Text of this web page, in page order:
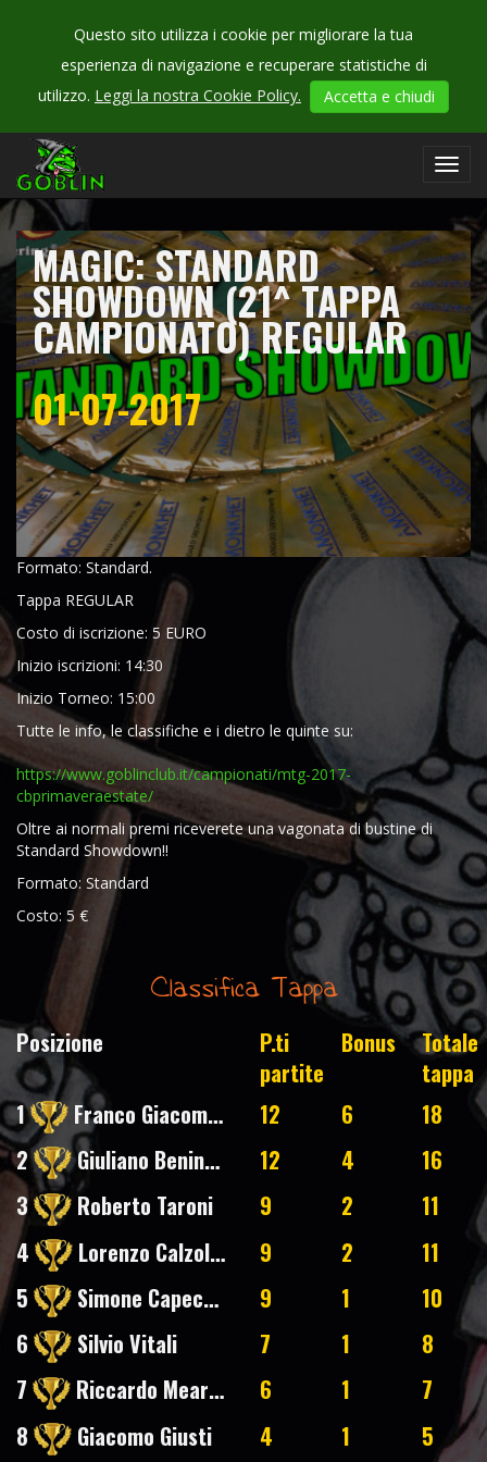
Questo sito utilizza i cookie per migliorare la tua
esperienza di navigazione e recuperare statistiche di
utilizzo. Leggi la nostra Cookie Policy. Accetta e chiudi
CHECK
OUR
MAGIC: STANDARD
SHOWDOWN (21^ TAPPA
CAMPIONATO) REGULAR
01-07-2017
Formato: Standard.
Tappa REGULAR
Costo di iscrizione: 5 EURO
Inizio iscrizioni: 14:30
Inizio Torneo: 15:00
Tutte le info, le classifiche e i dietro le quinte su:
https://www.goblinclub.it/campionati/mtg-2017-
cbprimaveraestate/
Oltre ai normali premi riceverete una vagonata di bustine di
Standard Showdown!!
Formato: Standard
Costo: 5 €
Classifica Tappa
Posizione
P.ti
partite
Bonus
Totale
tappa
1
Franco Giacomelli 12 6
18
2
Giuliano Benincasa 12 4
16
3
Roberto Taroni 9 2
11
4
Lorenzo Calzolari 9 2
11
5
Simone Capecchi 9 1
10
6
Silvio Vitali 7 1
8
7
Riccardo Mearini 6 1
7
8
Giacomo Giusti 4 1 5